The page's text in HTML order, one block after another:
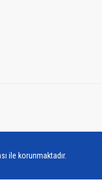
ile korunmaktadır.